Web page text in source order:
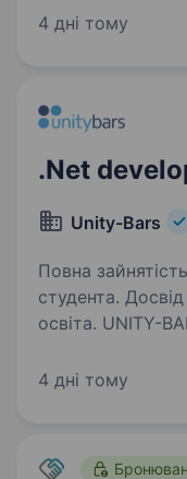
Junior/Junior+
4 дні тому
.Net
Unity-Bars
Повна
студента.
освіта. UNITY-BARS — українська ІТ компанія,
та
4 дні тому